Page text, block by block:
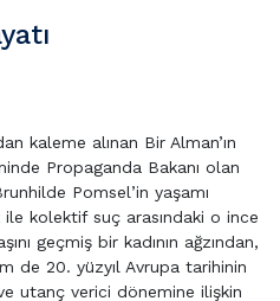
kaleme alınan Bir Alman’ın
Propaganda Bakanı olan
Pomsel’in yaşamı
kolektif suç arasındaki o ince
geçmiş bir kadının ağzından,
de 20. yüzyıl Avrupa tarihinin
ve utanç verici dönemine ilişkin